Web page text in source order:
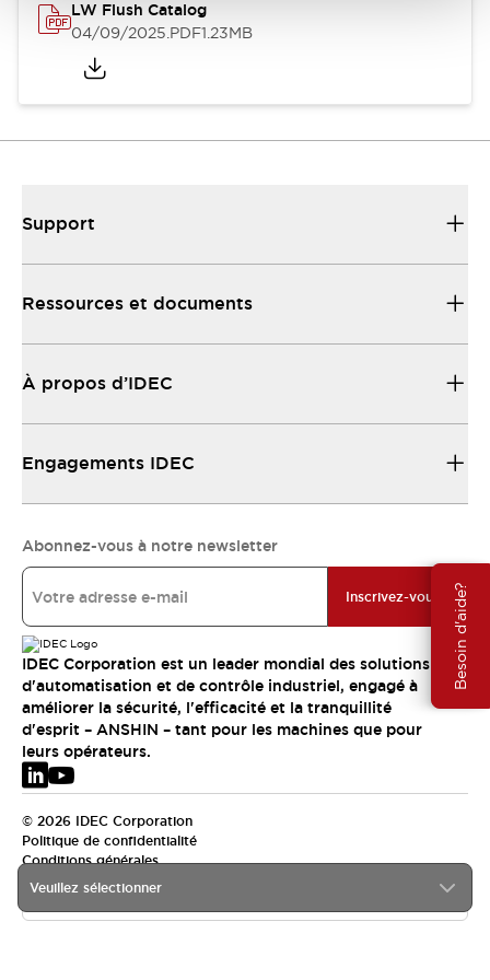
Besoin d'aide?
LW Flush Catalog
04/09/2025.PDF1.23MB
Veuillez sélectionner
Support
Ressources et documents
À propos d’IDEC
Engagements IDEC
Abonnez-vous à notre newsletter
Inscrivez-vous
IDEC Corporation est un leader mondial des solutions
d'automatisation et de contrôle industriel, engagé à
améliorer la sécurité, l'efficacité et la tranquillité
d'esprit – ANSHIN – tant pour les machines que pour
leurs opérateurs.
© 2026 IDEC Corporation
Politique de confidentialité
Conditions générales
EMEA